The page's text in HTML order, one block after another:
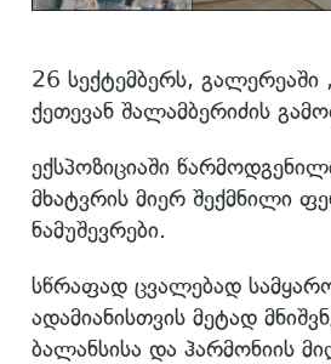
26 სექტემბერს, გალერეაში
ქეთევან შალამბერიძის
ექსპოზიციაში
მხატვრის მიერ შექმნილი
ნამუშევრები.
სწრაფად ცვალებად
ადამიანისთვის მეტად
ბალანსისა და ჰარმონიის